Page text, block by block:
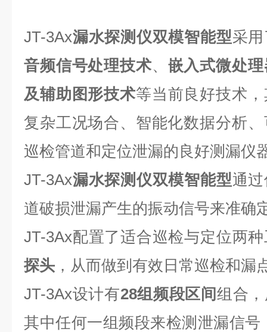
JT-3Ax漏水探测仪双模智能型采
音频信号处理技术、 嵌入式微处
及辅助图形技术等当前良好技术
复杂工况场合、智能化数据分析
巡检管道和定位泄漏的良好测漏仪
JT-3Ax漏水探测仪双模智能型通
道破损泄漏产生的振动信号来准确
JT-3Ax配置了适合巡检与定位两
探头 ，从而做到有效日常巡检和漏
JT-3Ax设计有28组频段区间组合
其中任何一组频段来检测泄漏信